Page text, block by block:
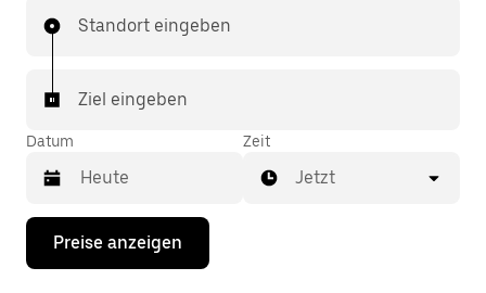
Abruf bestellen und dir günstige Vorab-Fixpreise für
Standort eingeben
Ziel eingeben
Datum
Drücke
Nach-
Zeit
Jetzt
Preise anzeigen